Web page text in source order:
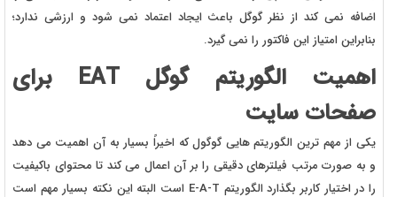
اضافه نمی کند از نظر گوگل باعث ایجاد اعتماد نمی شود و ارزشی ندارد؛
بنابراین امتیاز این فاکتور را نمی گیرد.
اهمیت الگوریتم گوگل EAT برای
صفحات سایت
یکی از مهم ترین الگوریتم هایی گوگول که اخیراً بسیار به آن اهمیت می دهد
و به صورت مرتب فیلترهای دقیقی را بر آن اعمال می کند تا محتوای باکیفیت
را در اختیار کاربر بگذارد الگوریتم E-A-T است البته این نکته بسیار مهم است